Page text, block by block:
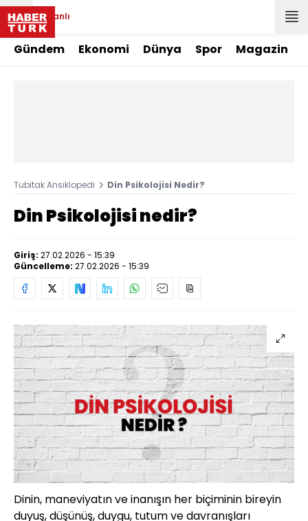
Canlı
Gündem Ekonomi Dünya Spor Magazin
Tubitak Ansiklopedi Din Psikolojisi Nedir?
Din Psikolojisi nedir?
Giriş: 27.02.2026 - 15:39
Güncelleme: 27.02.2026 - 15:39
Dinin, maneviyatın ve inanışın her biçiminin bireyin
duyuş, düşünüş, duygu, tutum ve davranışları